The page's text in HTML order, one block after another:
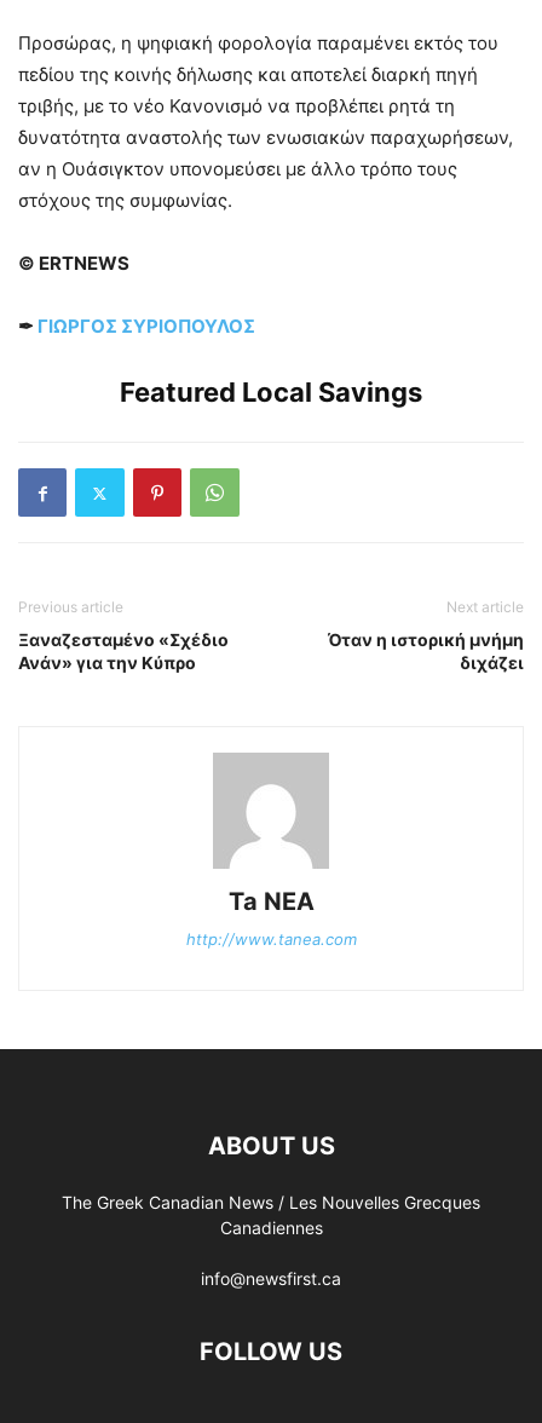
Προσώρας, η ψηφιακή φορολογία παραμένει εκτός του
πεδίου της κοινής δήλωσης και αποτελεί διαρκή πηγή
τριβής, με το νέο Κανονισμό να προβλέπει ρητά τη
δυνατότητα αναστολής των ενωσιακών παραχωρήσεων,
αν η Ουάσιγκτον υπονομεύσει με άλλο τρόπο τους
στόχους της συμφωνίας.
© ERTNEWS
✒ ΓΙΩΡΓΟΣ ΣΥΡΙΟΠΟΥΛΟΣ
Featured Local Savings
Previous article
Ξαναζεσταμένο «Σχέδιο
Ανάν» για την Κύπρο
Next article
Όταν η ιστορική μνήμη
διχάζει
Ta NEA
http://www.tanea.com
ABOUT US
The Greek Canadian News / Les Nouvelles Grecques
Canadiennes
info@newsfirst.ca
FOLLOW US